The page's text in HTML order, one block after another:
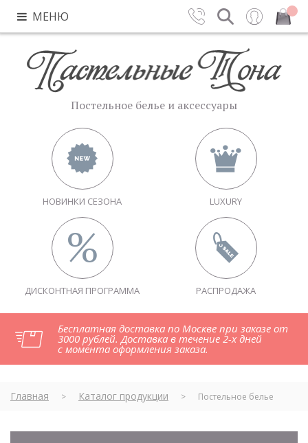
МЕНЮ Вход Закрыть
Постельное белье и аксессуары
НОВИНКИ СЕЗОНА LUXURY
ДИСКОНТНАЯ ПРОГРАММА РАСПРОДАЖА
Бесплатная доставка по Москве при заказе от
3000 рублей. Доставка в течение 2-х дней
с момента оформления заказа.
Главная > Каталог продукции > Постельное белье